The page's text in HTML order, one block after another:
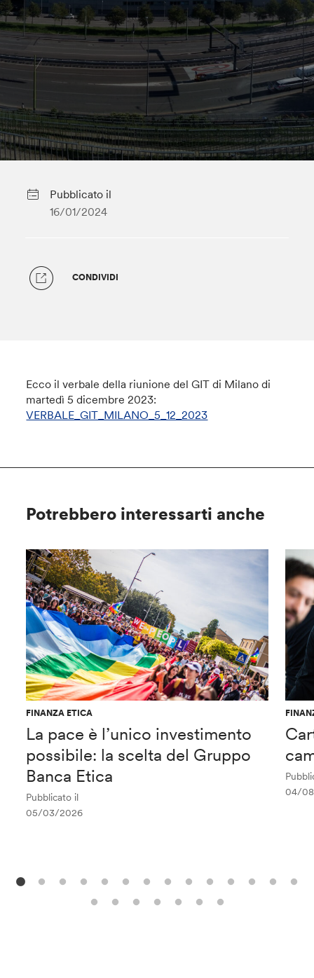
Pubblicato il
16/01/2024
CONDIVIDI
Ecco il verbale della riunione del GIT di Milano di
martedì 5 dicembre 2023:
VERBALE_GIT_MILANO_5_12_2023
Potrebbero interessarti anche
FINANZA ETICA
La pace è l’unico investimento
possibile: la scelta del Gruppo
Banca Etica
Pubblicato il
05/03/2026
04/